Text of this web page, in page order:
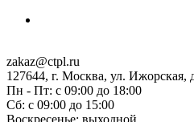
zakaz@ctpl.ru
127644, г. Москва, ул.
Пн - Пт: с 09:00 до 18:00
Сб: с 09:00 до 15:00
Воскресенье: выходной